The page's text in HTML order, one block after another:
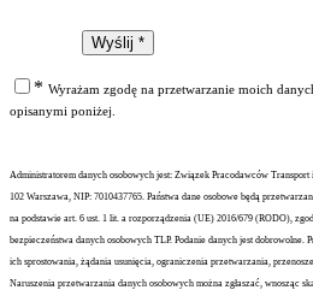
* Wyrażam zgodę na przetwarzanie moich
opisanymi poniżej.
Administratorem danych osobowych jest: Związek Pracodawców
102 Warszawa, NIP: 7010437765. Państwa dane osobowe będą
na podstawie art. 6 ust. 1 lit. a rozporządzenia (UE) 2016/679 (RODO),
bezpieczeństwa danych osobowych TLP. Podanie danych jest dobrowolne.
ich sprostowania, żądania usunięcia, ograniczenia przetwarzania,
Naruszenia przetwarzania danych osobowych można zgłaszać, wnosząc